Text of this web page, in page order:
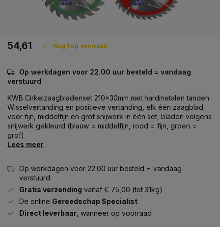
54,61 Nog 1 op voorraad
Op werkdagen voor 22.00 uur besteld = vandaag
verstuurd
KWB Cirkelzaagbladenset 210x30mm met hardmetalen tanden.
Wisselvertanding en positieve vertanding, elk één zaagblad
voor fijn, middelfijn en grof snijwerk in één set, bladen volgens
snijwerk gekleurd (blauw = middelfijn, rood = fijn, groen =
grof)
Lees meer
Op werkdagen voor 22.00 uur besteld = vandaag
verstuurd
Gratis verzending vanaf € 75,00 (tot 31kg)
De online Gereedschap Specialist
Direct leverbaar , wanneer op voorraad